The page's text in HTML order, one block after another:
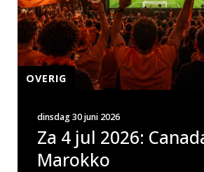
Za 4 jul 2026:
Marokko
dinsdag 30 juni 2026
OVERIG